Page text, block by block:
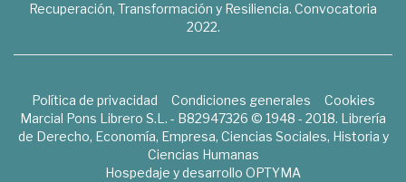
Recuperación, Transformación y Resiliencia. Convocatoria
2022.
Política de privacidad Condiciones generales
Cookies
Marcial Pons Librero S.L. - B82947326 © 1948 - 2018. Librería
de Derecho, Economía, Empresa, Ciencias Sociales, Historia y
Ciencias Humanas
Hospedaje y desarrollo OPTYMA